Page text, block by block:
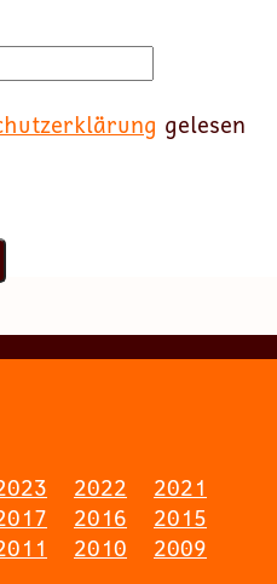
gelesen
2022
2021
2016
2015
2010 2009